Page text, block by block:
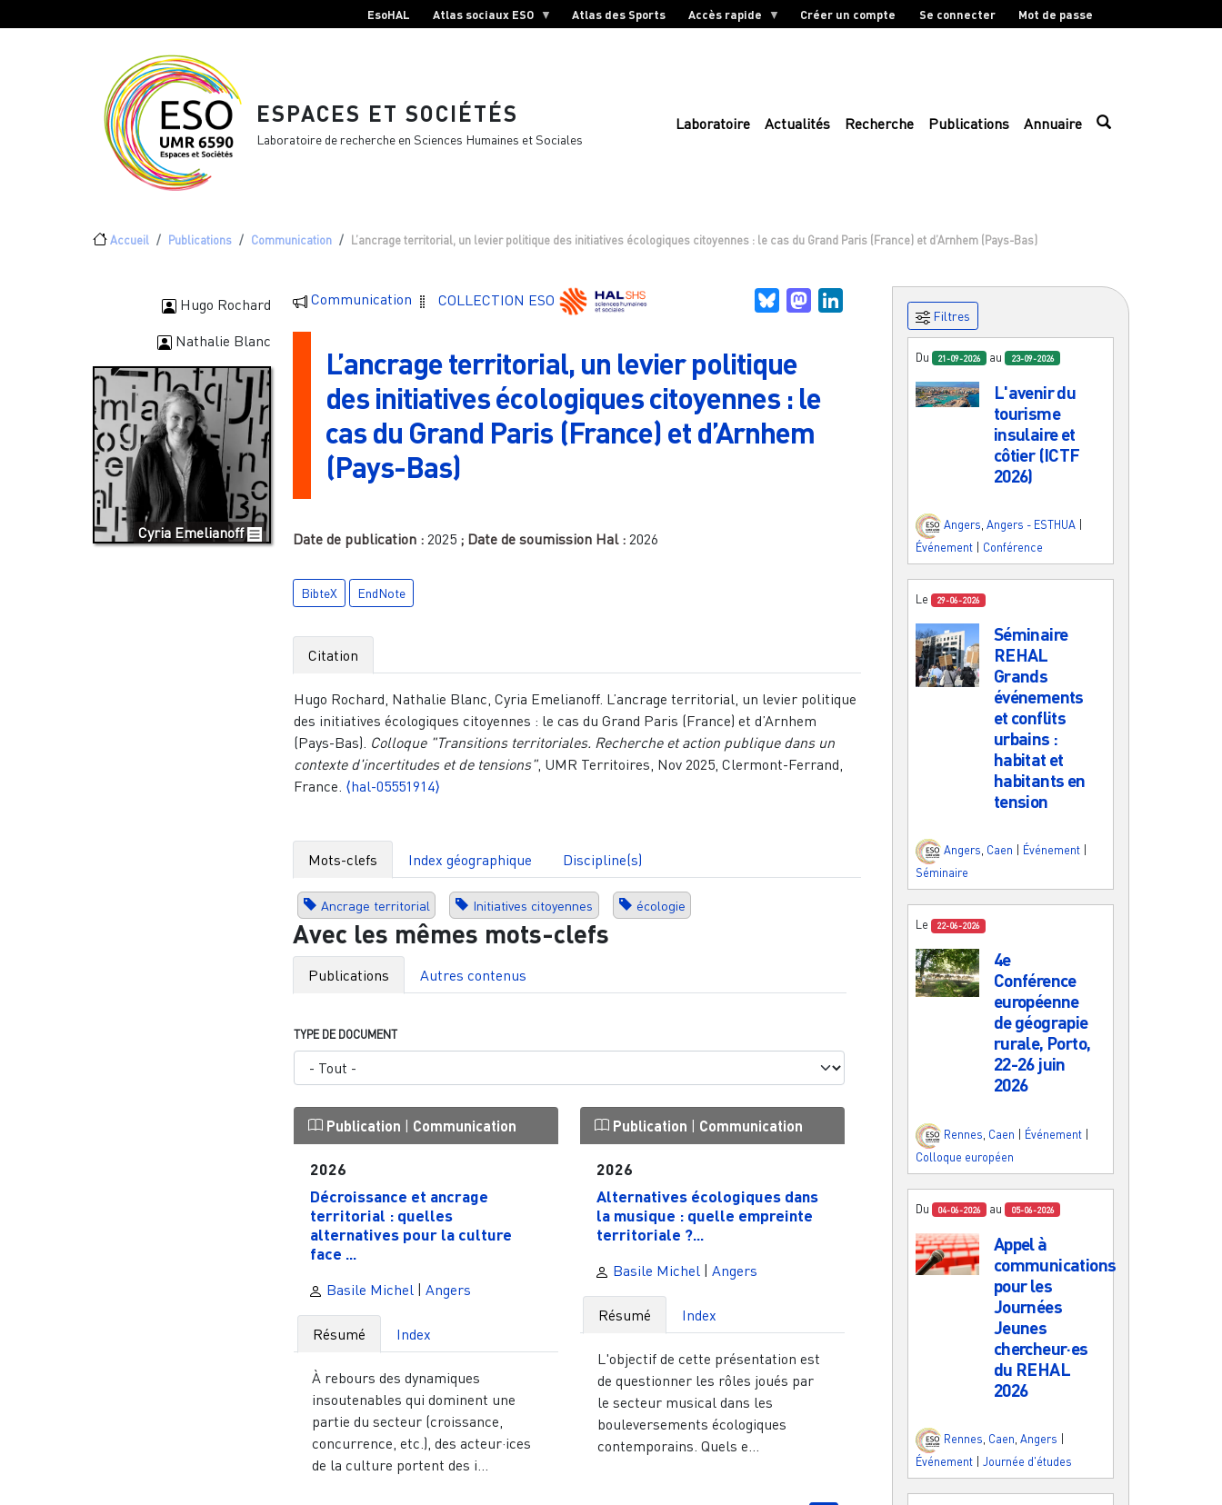
EsoHAL Atlas sociaux ESO Atlas des Sports Accès rapide Créer un compte Se connecter Mot de passe
ESPACES ET SOCIÉTÉS
Laboratoire de recherche en Sciences Humaines et Sociales
Laboratoire Actualités Recherche Publications Annuaire
Fil d'Ariane
Accueil Publications Communication L’ancrage territorial, un levier politique des initiatives écologiques citoyennes : le cas du Grand Paris (France) et d’Arnhem (Pays-Bas)
Hugo Rochard
Nathalie Blanc
Cyria Emelianoff
Communication COLLECTION ESO BlueskyMastodon
L’ancrage territorial, un levier politique
des initiatives écologiques citoyennes : le
cas du Grand Paris (France) et d’Arnhem
(Pays-Bas)
Date de publication : 2025 ; Date de soumission Hal : 2026
BibteX EndNote
Citation
Hugo Rochard, Nathalie Blanc, Cyria Emelianoff. L’ancrage territorial, un levier politique
des initiatives écologiques citoyennes : le cas du Grand Paris (France) et d’Arnhem
(Pays-Bas). Colloque "Transitions territoriales. Recherche et action publique dans un
contexte d'incertitudes et de tensions", UMR Territoires, Nov 2025, Clermont-Ferrand,
France. ⟨hal-05551914⟩
Mots-clefs Index géographique Discipline(s)
Ancrage territorial Initiatives citoyennes écologie
Avec les mêmes mots-clefs
Publications Autres contenus
TYPE DE DOCUMENT
Publication | Communication
2026
Décroissance et ancrage
territorial : quelles
alternatives pour la culture
face ...
Basile Michel |Angers
Résumé Index
À rebours des dynamiques
insoutenables qui dominent une
partie du secteur (croissance,
concurrence, etc.), des acteur·ices
de la culture portent des i...
Publication | Communication
2026
Alternatives écologiques dans
la musique : quelle empreinte
territoriale ?...
Basile Michel |Angers
Résumé Index
L'objectif de cette présentation est
de questionner les rôles joués par
le secteur musical dans les
bouleversements écologiques
contemporains. Quels e...
Filtres
Du 21-09-2026 au 23-09-2026
L'avenir du
tourisme
insulaire et
côtier (ICTF
2026)
Angers Angers - ESTHUA
Événement
Conférence
Le 29-06-2026
Séminaire
REHAL
Grands
événements
et conflits
urbains :
habitat et
habitants en
tension
Angers, Caen Événement
Séminaire
Le 22-06-2026
4e
Conférence
européenne
de géograpie
rurale, Porto,
22-26 juin
2026
Rennes Caen Événement
Colloque européen
Du 04-06-2026 au 05-06-2026
Appel à
communications
pour les
Journées
Jeunes
chercheur·es
du REHAL
2026
Rennes, Caen, Angers
Événement
Journée d'études